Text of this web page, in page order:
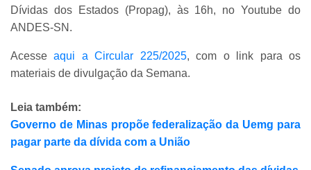
Dívidas dos Estados (Propag), às 16h, no Youtube do
ANDES-SN.
Acesseaqui a Circular 225/2025, com o link para os
materiais de divulgação da Semana.
Leia também:
Governo de Minas propõe federalização da Uemg para
pagar parte da dívida com a União